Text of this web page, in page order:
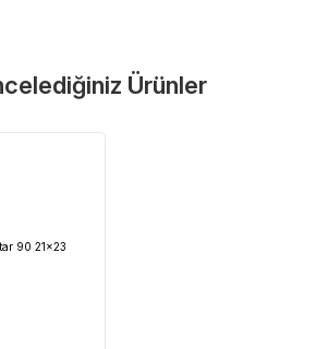
firma garantisi altındadır. Size en yakın
ürünler
Yorum Yaz Ürünler